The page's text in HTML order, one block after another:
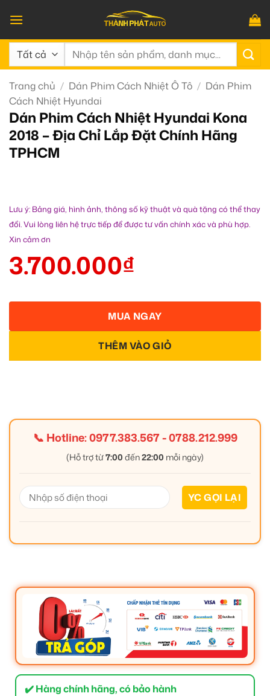
qua
nội
dung
Tìm
Trang chủ / Dán Phim Cách Nhiệt Ô Tô / Dán Phim
Cách Nhiệt Hyundai
Dán Phim Cách Nhiệt Hyundai Kona
2018 – Địa Chỉ Lắp Đặt Chính Hãng
TPHCM
Lưu ý: Bảng giá, hình ảnh, thông số kỹ thuật và quà tặng có thể thay
đổi. Vui lòng liên hệ trực tiếp để được tư vấn chính xác và phù hợp.
Xin cảm ơn
3.700.000₫
THÊM VÀO GIỎ
MUA NGAY
📞 Hotline:0977.383.567-0788.212.999
(Hỗ trợ từ7:00 đến22:00 mỗi ngày)
✔️ Hàng chính hãng, có bảo hành